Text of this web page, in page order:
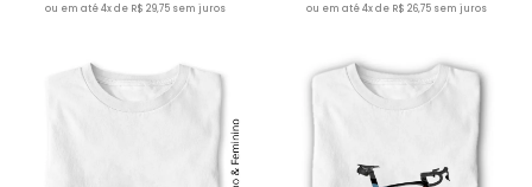
ou em até 4x de R$ 29,75 sem juros
ou em até 4x de R$ 26,75 sem juros